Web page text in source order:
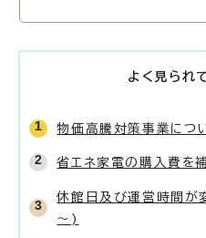
よく見られ
物価高騰対策事業につ
省エネ家電の購入費を
休館日及び運営時間が
～)